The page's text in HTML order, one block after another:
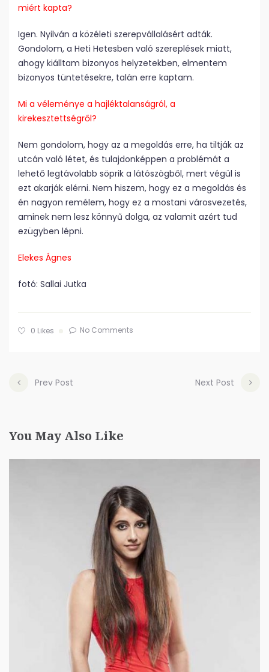
miért kapta?
Igen. Nyilván a közéleti szerepvállalásért adták.
Gondolom, a Heti Hetesben való szereplések miatt,
ahogy kiálltam bizonyos helyzetekben, elmentem
bizonyos tüntetésekre, talán erre kaptam.
Mi a véleménye a hajléktalanságról, a
kirekesztettségről?
Nem gondolom, hogy az a megoldás erre, ha tiltják az
utcán való létet, és tulajdonképpen a problémát a
lehető legtávolabb söprik a látószögből, mert végül is
ezt akarják elérni. Nem hiszem, hogy ez a megoldás és
én nagyon remélem, hogy ez a mostani városvezetés,
aminek nem lesz könnyű dolga, az valamit azért tud
ezügyben lépni.
Elekes Ágnes
fotó: Sallai Jutka
0 Likes No Comments
Prev Post Next Post
You May Also Like